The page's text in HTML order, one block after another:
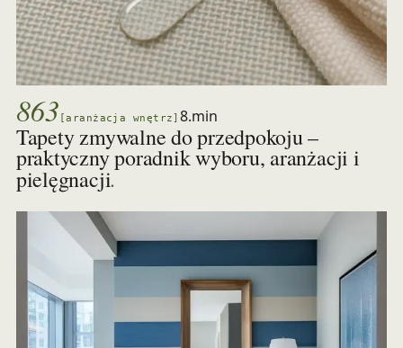
863 [aranżacja wnętrz] 8.min
Tapety zmywalne do przedpokoju –
praktyczny poradnik wyboru, aranżacji i
pielęgnacji.